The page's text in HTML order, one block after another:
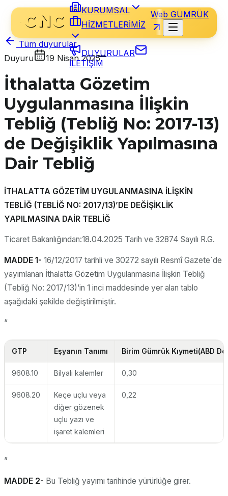
KURUMSAL
HİZMETLERİMİZ
DUYURULAR
İLETİŞİM
Web GÜMRÜK
Tüm duyurular
Duyuru
19 Nisan 2025
İthalatta Gözetim
Uygulanmasına İlişkin
Tebliğ (Tebliğ No: 2017-13)
de Değişiklik Yapılmasına
Dair Tebliğ
İTHALATTA GÖZETİM UYGULANMASINA İLİŞKİN
TEBLİĞ (TEBLİĞ NO: 2017/13)’DE DEĞİŞİKLİK
YAPILMASINA DAİR TEBLİĞ
Ticaret Bakanlığından:18.04.2025 Tarih ve 32874 Sayılı R.G.
MADDE 1- 16/12/2017 tarihli ve 30272 sayılı Resmî Gazete`de
yayımlanan İthalatta Gözetim Uygulanmasına İlişkin Tebliğ
(Tebliğ No: 2017/13)’in 1 inci maddesinde yer alan tablo
aşağıdaki şekilde değiştirilmiştir.
“
GTP Eşyanın Tanımı Birim Gümrük Kıymeti(ABD
9608.10 Bilyalı kalemler 0,30
9608.20
Keçe uçlu veya
diğer gözenek
uçlu yazı ve
işaret kalemleri
0,22
”
MADDE 2- Bu Tebliğ yayımı tarihinde yürürlüğe girer.